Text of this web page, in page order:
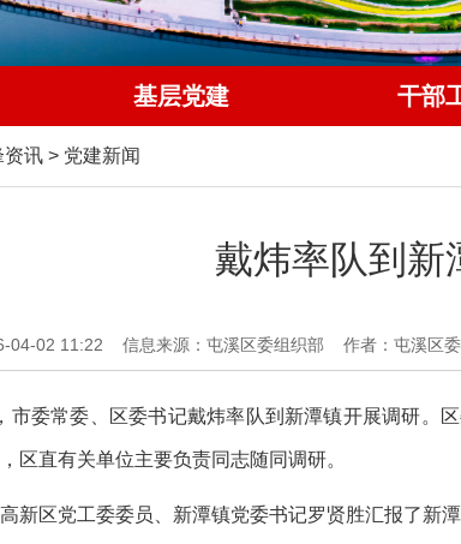
基层党建 干部
资讯 > 党建新闻
戴炜率队到新
04-02 11:22 信息来源：屯溪区委组织部 作者：屯溪区
市委常委、区委书记戴炜率队到新潭镇开展调研。
区直有关单位主要负责同志随同调研。
新区党工委委员、新潭镇党委书记罗贤胜汇报了新